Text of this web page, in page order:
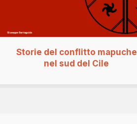
Storie del conflitto mapuche
nel sud del Cile